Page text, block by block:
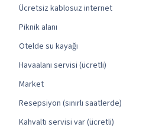
Ücretsiz kablosuz internet
Piknik alanı
Otelde su kayağı
Havaalanı servisi (ücretli)
Market
Resepsiyon (sınırlı saatlerde)
Kahvaltı servisi var (ücretli)